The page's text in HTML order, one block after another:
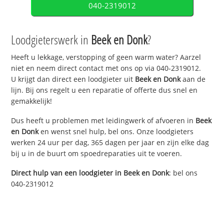
040-2319012
Loodgieterswerk in Beek en Donk?
Heeft u lekkage, verstopping of geen warm water? Aarzel
niet en neem direct contact met ons op via 040-2319012.
U krijgt dan direct een loodgieter uit Beek en Donkaan de
lijn. Bij ons regelt u een reparatie of offerte dus snel en
gemakkelijk!
Dus heeft u problemen met leidingwerk of afvoeren in Beek
en Donken wenst snel hulp, bel ons. Onze loodgieters
werken 24 uur per dag, 365 dagen per jaar en zijn elke dag
bij u in de buurt om spoedreparaties uit te voeren.
Direct hulp van een loodgieter in Beek en Donk: bel ons
040-2319012